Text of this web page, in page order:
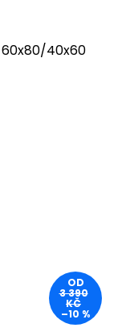
60x80/40x60
OD
3 390
KČ
–10 %